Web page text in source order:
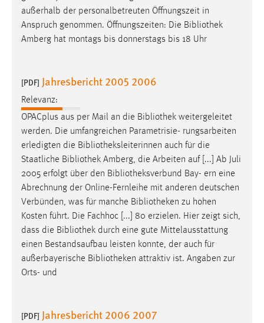
außerhalb der personalbetreuten Öffnungszeit in
Anspruch genommen. Öffnungszeiten: Die Bibliothek
Amberg hat montags bis donnerstags bis 18 Uhr
[PDF] Jahresbericht 2005 2006
Relevanz:
OPACplus aus per Mail an die Bibliothek weitergeleitet
werden. Die umfangreichen Parametrisie- rungsarbeiten
erledigten die Bibliotheksleiterinnen auch für die
Staatliche Bibliothek Amberg, die Arbeiten auf [...] Ab Juli
2005 erfolgt über den Bibliotheksverbund Bay- ern eine
Abrechnung der Online-Fernleihe mit anderen deutschen
Verbünden, was für manche Bibliotheken zu hohen
Kosten führt. Die Fachhoc [...] 80 erzielen. Hier zeigt sich,
dass die Bibliothek durch eine gute Mittelausstattung
einen Bestandsaufbau leisten konnte, der auch für
außerbayerische Bibliotheken attraktiv ist. Angaben zur
Orts- und
[PDF] Jahresbericht 2006 2007